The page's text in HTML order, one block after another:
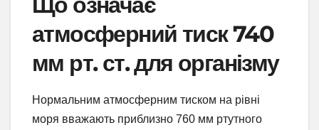
атмосферний тиск 740
мм рт. ст. для організму
Нормальним атмосферним тиском на рівні
моря вважають приблизно 760 мм ртутного